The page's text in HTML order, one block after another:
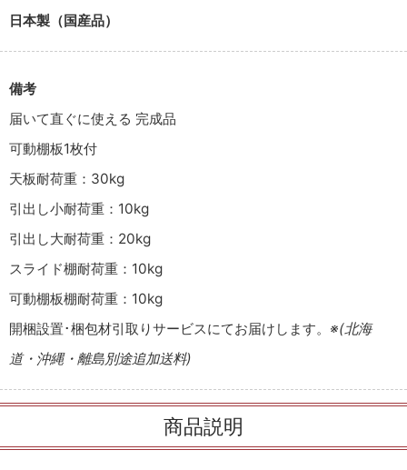
日本製（国産品）
備考
届いて直ぐに使える 完成品
可動棚板1枚付
天板耐荷重：30kg
引出し小耐荷重：10kg
引出し大耐荷重：20kg
スライド棚耐荷重：10kg
可動棚板棚耐荷重：10kg
開梱設置･梱包材引取りサービスにてお届けします。 ※(北海
道・沖縄・離島別途追加送料)
商品説明